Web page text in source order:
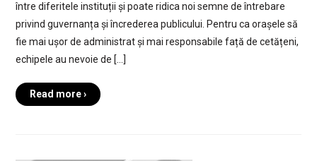
între diferitele instituții și poate ridica noi semne de întrebare
privind guvernanța și încrederea publicului. Pentru ca orașele să
fie mai ușor de administrat și mai responsabile față de cetățeni,
echipele au nevoie de […]
Read more ›